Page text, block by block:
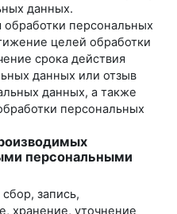
данных.
персональных
целей обработки
срока действия
данных или отзыв
данных, а также
персональных
персональными
запись,
хранение, уточнение